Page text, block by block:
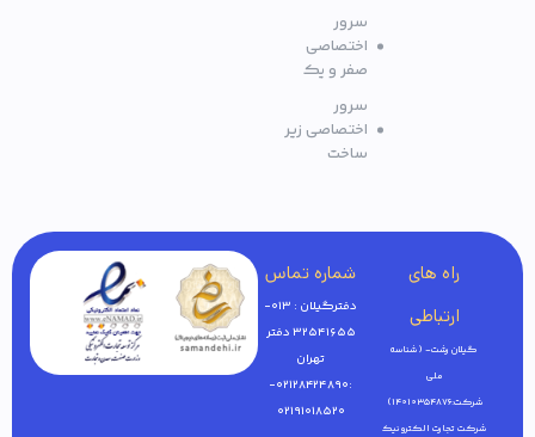
سرور
اختصاصی
صفر و یک
سرور
اختصاصی زیر
ساخت
راه های
ارتباطی
گیلان رشت- ( شناسه
ملی
شرکت:14010354876)
شرکت تجارت الکترونیک
شماره تماس
دفترگیلان : 013-
32541655 دفتر
تهران
:02128424890-
02191018520